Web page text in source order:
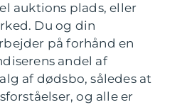
auktions plads, eller
Du og din
på forhånd en
andel af
af dødsbo, således at
og alle er